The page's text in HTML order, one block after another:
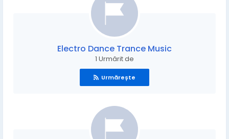
Electro Dance Trance Music
1 Urmărit de
Urmărește